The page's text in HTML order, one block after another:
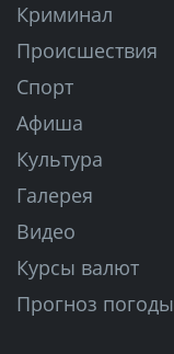
Криминал
Происшествия
Спорт
Афиша
Культура
Галерея
Видео
Курсы валют
Прогноз погоды